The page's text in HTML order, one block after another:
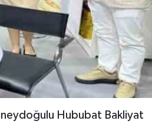
Hububat Bakliyat